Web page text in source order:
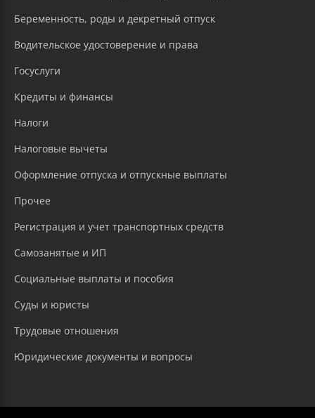
Беременность, роды и декретный отпуск
Водительское удостоверение и права
Госуслуги
Кредиты и финансы
Налоги
Налоговые вычеты
Оформление отпуска и отпускные выплаты
Прочее
Регистрация и учет транспортных средств
Самозанятые и ИП
Социальные выплаты и пособия
Суды и юристы
Трудовые отношения
Юридические документы и вопросы